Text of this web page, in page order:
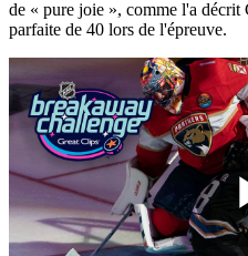
de « pure joie », comme l'a
parfaite de 40 lors de l'épreuve.